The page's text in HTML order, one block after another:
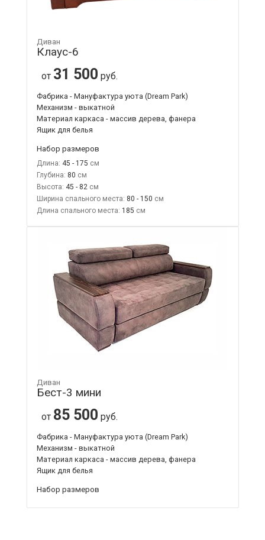
Диван
Клаус-6
от 31 500 руб.
Фабрика - Мануфактура уюта (Dream Park)
Механизм - выкатной
Материал каркаса - массив дерева, фанера
Ящик для белья
Набор размеров
Длина: 45 - 175
Глубина: 80
Высота: 45 - 82
Ширина спального места: 80 - 150
Длина спального места: 185
Диван
Бест-3 мини
от 85 500 руб.
Фабрика - Мануфактура уюта (Dream Park)
Механизм - выкатной
Материал каркаса - массив дерева, фанера
Ящик для белья
Набор размеров